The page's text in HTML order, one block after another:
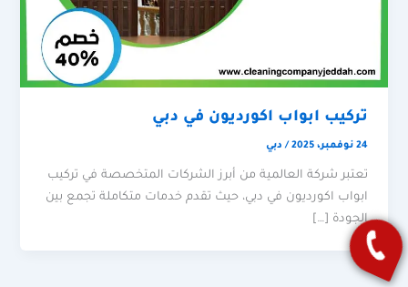
تركيب ابواب اكورديون في دبي
24 نوفمبر، 2025 / دبي
تعتبر شركة العالمية من أبرز الشركات المتخصصة في تركيب
ابواب اكورديون في دبي، حيث تقدم خدمات متكاملة تجمع بين
الجودة […]